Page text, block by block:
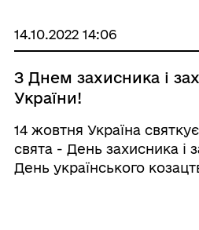
долучився до за ...
14.10.2022 14:06
З Днем захисника і
України!
14 жовтня Україна
свята - День захисника і
День українського